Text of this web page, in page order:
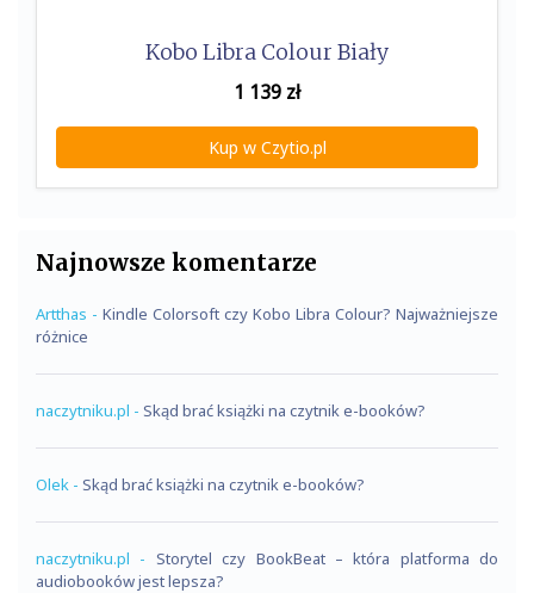
Kobo Libra Colour Biały
1 139 zł
Kup w Czytio.pl
Najnowsze komentarze
Artthas - Kindle Colorsoft czy Kobo Libra Colour? Najważniejsze
różnice
naczytniku.pl - Skąd brać książki na czytnik e-booków?
Olek - Skąd brać książki na czytnik e-booków?
naczytniku.pl - Storytel czy BookBeat – która platforma do
audiobooków jest lepsza?